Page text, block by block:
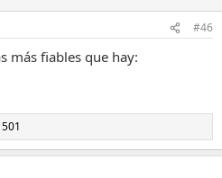
#46
más fiables que hay: